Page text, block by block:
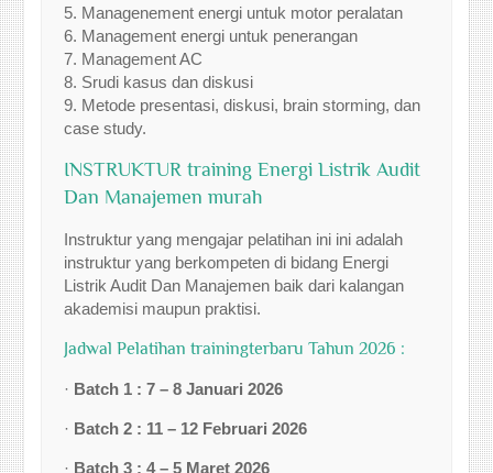
5. Managenement energi untuk motor peralatan
6. Management energi untuk penerangan
7. Management AC
8. Srudi kasus dan diskusi
9. Metode presentasi, diskusi, brain storming, dan
case study.
INSTRUKTUR training Energi Listrik Audit
Dan Manajemen murah
Instruktur yang mengajar pelatihan ini ini adalah
instruktur yang berkompeten di bidang Energi
Listrik Audit Dan Manajemen baik dari kalangan
akademisi maupun praktisi.
Jadwal Pelatihan trainingterbaru Tahun 2026 :
· Batch 1 : 7 – 8 Januari 2026
· Batch 2 : 11 – 12 Februari 2026
· Batch 3 : 4 – 5 Maret 2026